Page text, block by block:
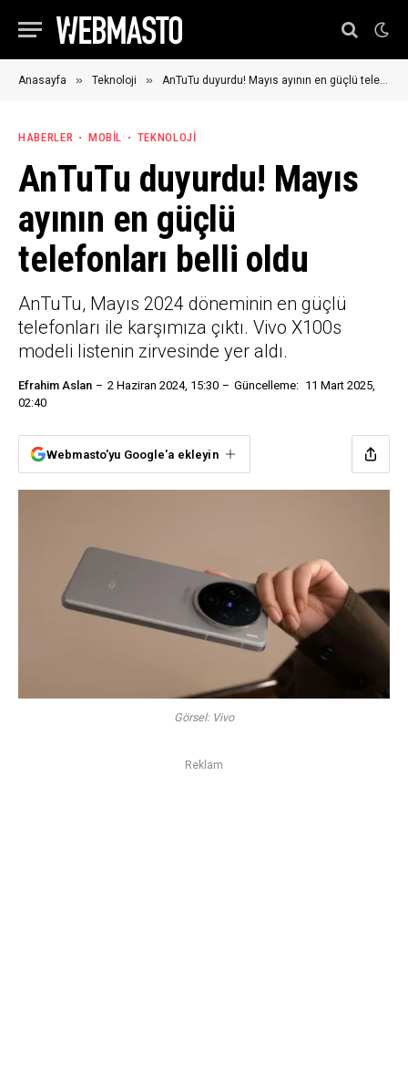
Anasayfa » Teknoloji » AnTuTu duyurdu! Mayıs ayının en güçlü telefonları belli oldu
HABERLER MOBIL TEKNOLOJI
AnTuTu duyurdu! Mayıs
ayının en güçlü
telefonları belli oldu
AnTuTu, Mayıs 2024 döneminin en güçlü
telefonları ile karşımıza çıktı. Vivo X100s
modeli listenin zirvesinde yer aldı.
Efrahim Aslan 2 Haziran 2024, 15:30 Güncelleme: 11 Mart 2025,
02:40
Webmasto'yu Google'a ekleyin
Görsel: Vivo
Reklam